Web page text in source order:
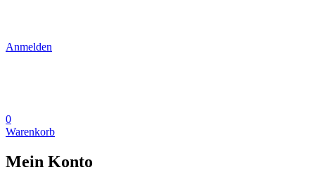
Anmelden
0
Warenkorb
Mein Konto